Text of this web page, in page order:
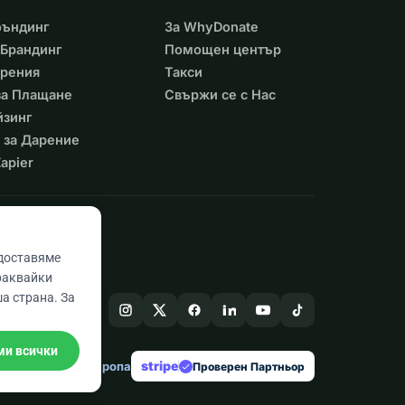
Плащане
Дарение
За WhyDonate
Помощен център
Такси
Свържи се с Нас
Създадено в Европа stripe check Проверен Партньор
страна. За
всички